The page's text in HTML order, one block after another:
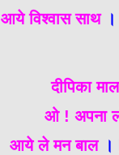
आये विश्वास साथ
दीपिका
ओ ! अपना
आये ले मन बाल